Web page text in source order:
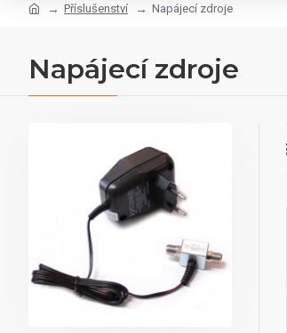
Příslušenství Napájecí zdroje
Napájecí zdroje